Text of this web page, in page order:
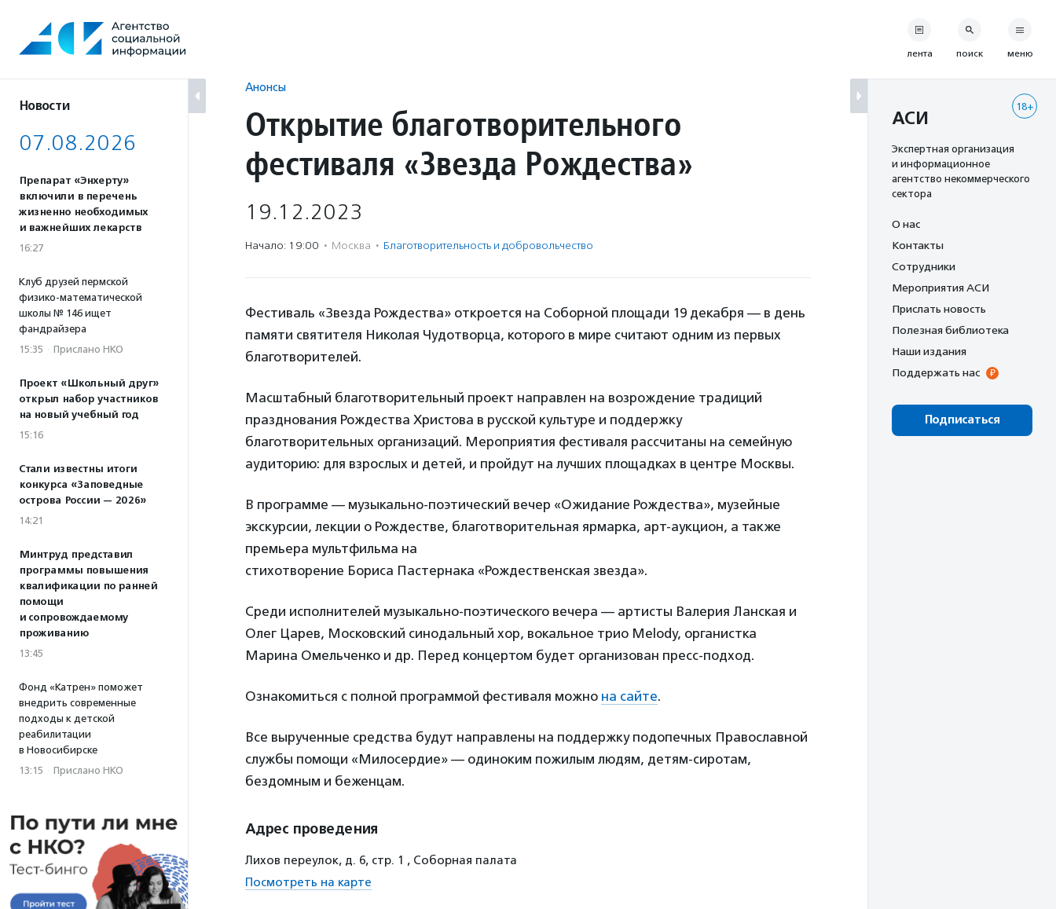
содержанию
Новости
07.08.2026
Препарат «Энхерту»
включили в перечень
жизненно необходимых
и важнейших лекарств
16:27
Клуб друзей пермской
физико-математической
школы № 146 ищет
фандрайзера
15:35 · Прислано НКО
Проект «Школьный друг»
открыл набор участников
на новый учебный год
15:16
Стали известны итоги
конкурса «Заповедные
острова России — 2026»
14:21
Минтруд представил
программы повышения
квалификации по ранней
помощи
и сопровождаемому
проживанию
13:45
Фонд «Катрен» поможет
внедрить современные
подходы к детской
реабилитации
в Новосибирске
13:15 · Прислано НКО
Анонсы
Открытие благотворительного
фестиваля «Звезда Рождества»
19.12.2023
Начало: 19:00 · Москва · Благотвори­тель­ность и доброволь­чест­во
Фестиваль «Звезда Рождества» откроется на Соборной площади 19 декабря — в день
памяти святителя Николая Чудотворца, которого в мире считают одним из первых
благотворителей.
Масштабный благотворительный проект направлен на возрождение традиций
празднования Рождества Христова в русской культуре и поддержку
благотворительных организаций. Мероприятия фестиваля рассчитаны на семейную
аудиторию: для взрослых и детей, и пройдут на лучших площадках в центре Москвы.
В программе — музыкально-поэтический вечер «Ожидание Рождества», музейные
экскурсии, лекции о Рождестве, благотворительная ярмарка, арт-аукцион, а также
премьера мультфильма на
стихотворение Бориса Пастернака «Рождественская звезда».
Среди исполнителей музыкально-поэтического вечера — артисты Валерия Ланская и
Олег Царев, Московский синодальный хор, вокальное трио Melody, органистка
Марина Омельченко и др. Перед концертом будет организован пресс-подход.
Ознакомиться с полной программой фестиваля можно на сайте.
Все вырученные средства будут направлены на поддержку подопечных Православной
службы помощи «Милосердие» — одиноким пожилым людям, детям-сиротам,
бездомным и беженцам.
Адрес проведения
Лихов переулок, д. 6, стр. 1 , Соборная палата
Посмотреть на карте
лента поиск меню
18+
АСИ
Экспертная организация
и информационное
агентство некоммерческого
сектора
О нас
Контакты
Сотрудники
Мероприятия АСИ
Прислать новость
Полезная библиотека
Наши издания
Поддержать нас
Подписаться